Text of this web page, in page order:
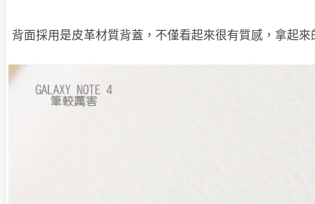
背面採用是皮革材質背蓋，不僅看起來很有質感，拿起